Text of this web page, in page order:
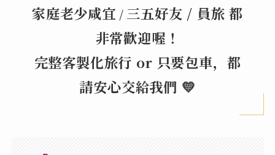
家庭老少咸宜 / 三五好友 / 員旅 都
非常歡迎喔！
完整客製化旅行 or 只要包車，都
請安心交給我們 💛